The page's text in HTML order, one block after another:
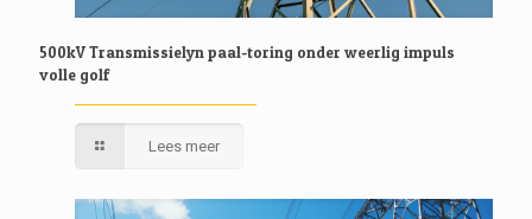
500kV Transmissielyn paal-toring onder weerlig impuls
volle golf
Lees meer